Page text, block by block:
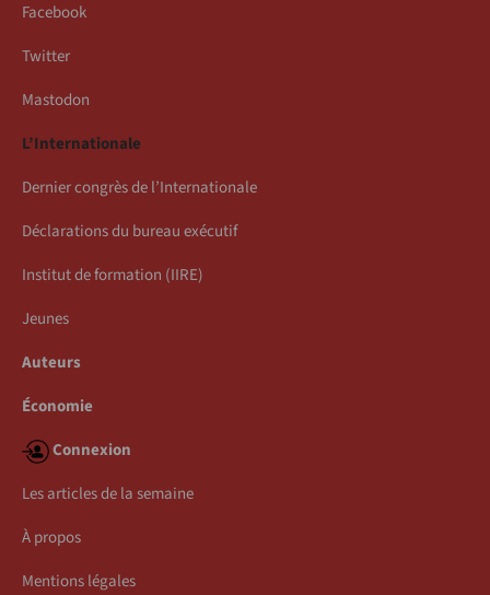
Facebook
Twitter
Mastodon
L’Internationale
Dernier congrès de l’Internationale
Déclarations du bureau exécutif
Institut de formation (IIRE)
Jeunes
Auteurs
Économie
Connexion
Les articles de la semaine
À propos
Mentions légales